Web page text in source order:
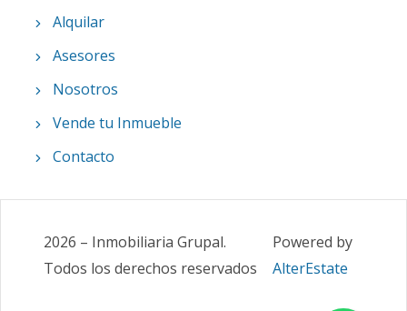
Alquilar
Asesores
Nosotros
Vende tu Inmueble
Contacto
2026 – Inmobiliaria Grupal.
Todos los derechos reservados
Powered by
AlterEstate